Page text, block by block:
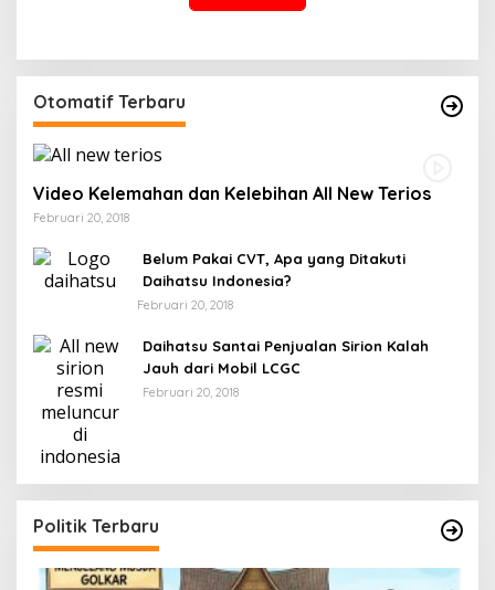
Otomatif Terbaru
Video Kelemahan dan Kelebihan All New Terios
Februari 20, 2018
Belum Pakai CVT, Apa yang Ditakuti
Daihatsu Indonesia?
Februari 20, 2018
Daihatsu Santai Penjualan Sirion Kalah
Jauh dari Mobil LCGC
Februari 20, 2018
Politik Terbaru